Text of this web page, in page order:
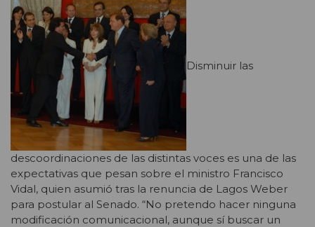
Disminuir las
descoordinaciones de las distintas voces es una de las
expectativas que pesan sobre el ministro Francisco
Vidal, quien asumió tras la renuncia de Lagos Weber
para postular al Senado. “No pretendo hacer ninguna
modificación comunicacional, aunque sí buscar un